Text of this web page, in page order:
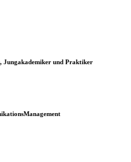
Jungakademiker und Praktiker